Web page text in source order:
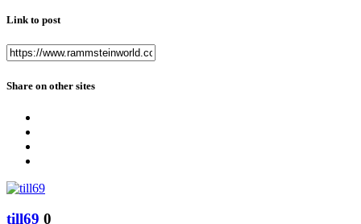
Link to post
Share on other sites
till69 0